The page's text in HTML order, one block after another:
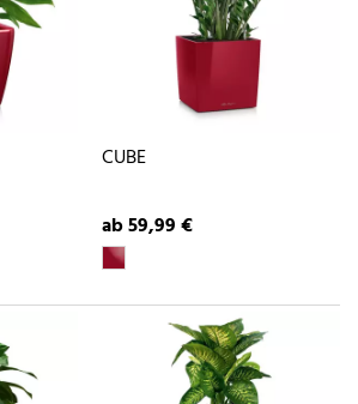
CUBE
ab 59,99 €